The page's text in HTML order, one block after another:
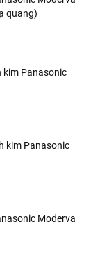
quang)
kim Panasonic
kim Panasonic
Moderva